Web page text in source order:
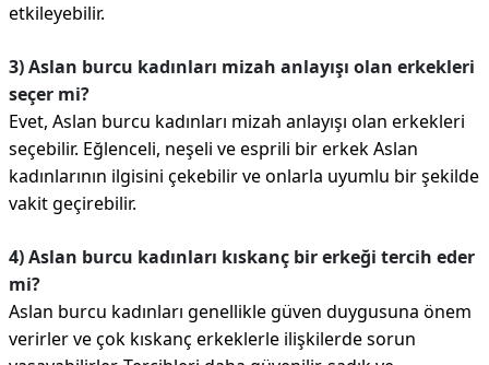
etkileyebilir.
3) Aslan burcu kadınları mizah anlayışı olan erkekleri
seçer mi?
Evet, Aslan burcu kadınları mizah anlayışı olan erkekleri
seçebilir. Eğlenceli, neşeli ve esprili bir erkek Aslan
kadınlarının ilgisini çekebilir ve onlarla uyumlu bir şekilde
vakit geçirebilir.
4) Aslan burcu kadınları kıskanç bir erkeği tercih eder
mi?
Aslan burcu kadınları genellikle güven duygusuna önem
verirler ve çok kıskanç erkeklerle ilişkilerde sorun